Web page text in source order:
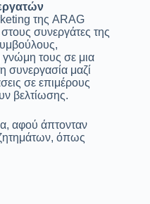
της ARAG
συνεργάτες της
γνώμη τους σε μια
συνεργασία μαζί
σε επιμέρους
βελτίωσης.
αφού άπτονταν
όπως